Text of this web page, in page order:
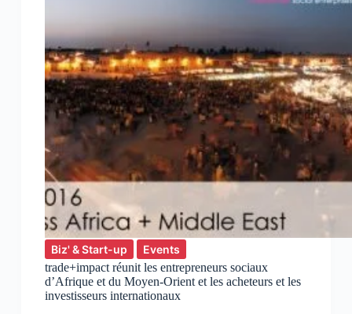
Biz' & Start-up
Events
trade+impact réunit les entrepreneurs sociaux
d’Afrique et du Moyen-Orient et les acheteurs et les
investisseurs internationaux